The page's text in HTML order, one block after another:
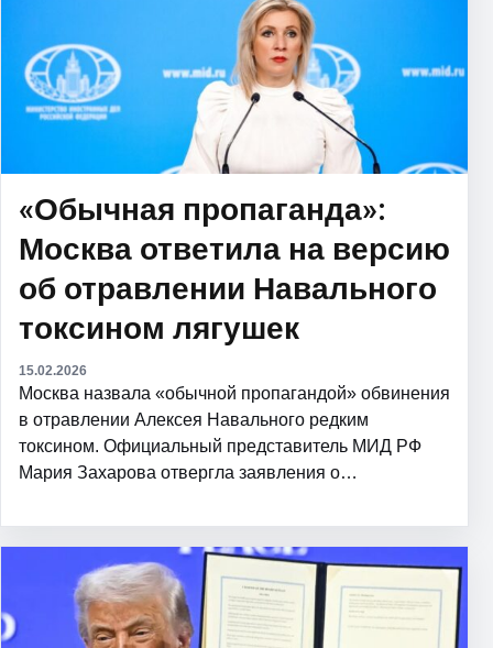
«Обычная пропаганда»:
Москва ответила на версию
об отравлении Навального
токсином лягушек
15.02.2026
Москва назвала «обычной пропагандой» обвинения
в отравлении Алексея Навального редким
токсином. Официальный представитель МИД РФ
Мария Захарова отвергла заявления о…